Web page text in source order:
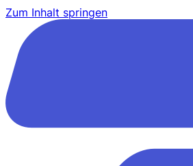
Zum Inhalt springen